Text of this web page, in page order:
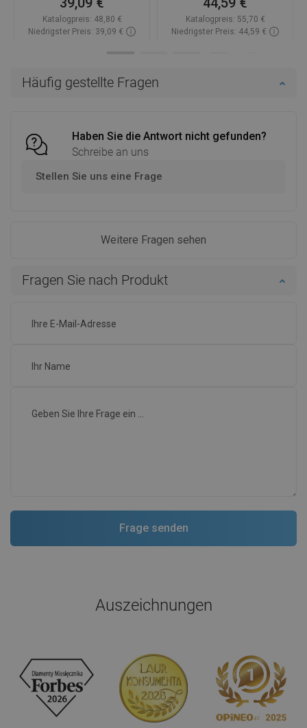
Häufig gestellte Fragen
Haben Sie die Antwort nicht gefunden?
Schreibe an uns
Stellen Sie uns eine Frage
Weitere Fragen sehen
Fragen Sie nach Produkt
Katalogpreis: 48,80 €
Niedrigster Preis: 39,09 €
Katalogpreis: 55,70 €
Niedrigster Preis: 44,59 €
Auszeichnungen